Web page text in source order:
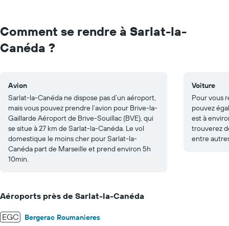
to
150.
Comment se rendre à Sarlat-la-
Canéda ?
Avion
Sarlat-la-Canéda ne dispose pas d’un aéroport,
mais vous pouvez prendre l’avion pour Brive-la-
Gaillarde Aéroport de Brive-Souillac (BVE), qui
se situe à 27 km de Sarlat-la-Canéda. Le vol
domestique le moins cher pour Sarlat-la-
Canéda part de Marseille et prend environ 5h
10min.
Voiture
Pour vous
pouvez
est à
trouverez
entre
Aéroports près de Sarlat-la-Canéda
EGC Bergerac Roumanieres